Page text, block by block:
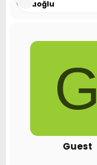
Kocaoğlu
G
Guest